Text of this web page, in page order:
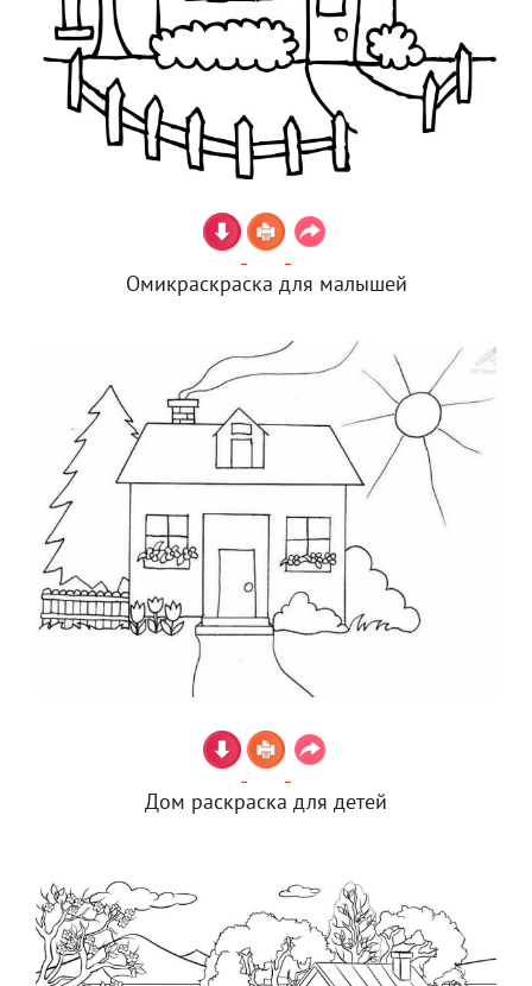
Омикраскраска для малышей
Дом раскраска для детей